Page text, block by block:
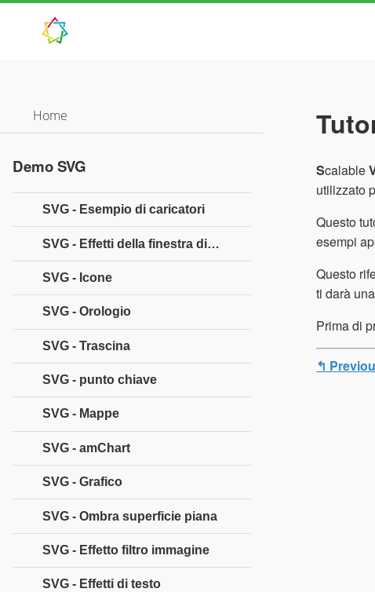
Scalable
utilizzato
Questo
esempi
Questo
ti darà
Prima di
↰
Home
Demo SVG
SVG - Esempio di caricatori
SVG - Effetti della finestra di dialogo
SVG - Icone
SVG - Orologio
SVG - Trascina
SVG - punto chiave
SVG - Mappe
SVG - amChart
SVG - Grafico
SVG - Ombra superficie piana
SVG - Effetto filtro immagine
SVG - Effetti di testo